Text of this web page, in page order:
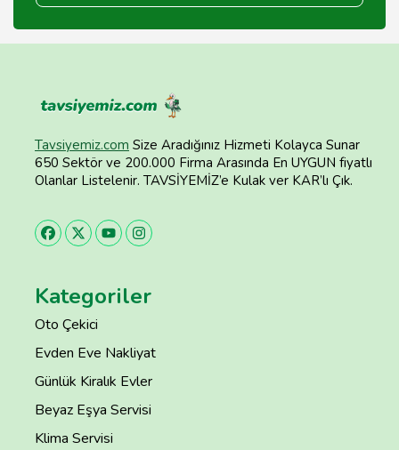
Tavsiyemiz.com Size Aradığınız Hizmeti Kolayca Sunar
650 Sektör ve 200.000 Firma Arasında En UYGUN fiyatlı
Olanlar Listelenir. TAVSİYEMİZ’e Kulak ver KAR’lı Çık.
Kategoriler
Oto Çekici
Evden Eve Nakliyat
Günlük Kiralık Evler
Beyaz Eşya Servisi
Klima Servisi